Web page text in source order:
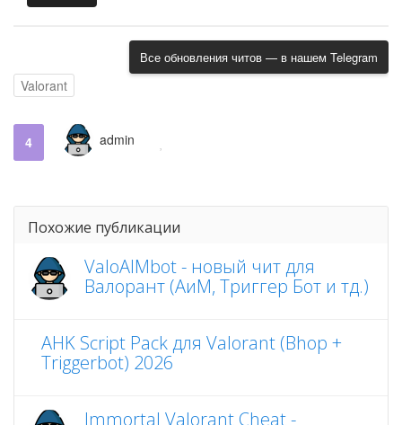
Все обновления читов — в нашем Telegram
Valorant
4 admin
Похожие публикации
ValoAIMbot - новый чит для
Валорант (АиМ, Триггер Бот и тд.)
AHK Script Pack для Valorant (Bhop +
Triggerbot) 2026
Immortal Valorant Cheat -